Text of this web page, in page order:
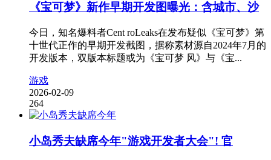
《宝可梦》新作早期开发图曝光：含城市、沙
今日，知名爆料者Cent roLeaks在发布疑似《宝可梦》第
十世代正作的早期开发截图，据称素材源自2024年7月的
开发版本，双版本标题或为《宝可梦 风》与《宝...
游戏
2026-02-09
264
小岛秀夫缺席今年"游戏开发者大会"! 官